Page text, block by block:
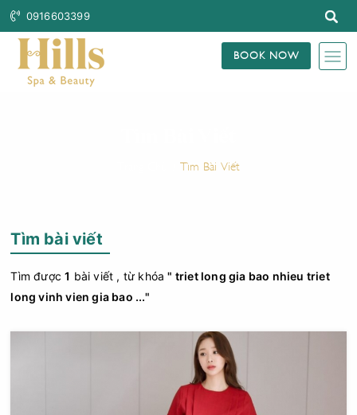
0916603399
BOOK NOW
Tìm Bài Viết
Tìm bài viết
Tìm được1 bài viết , từ khóa" triet long gia bao nhieu triet
long vinh vien gia bao ..."